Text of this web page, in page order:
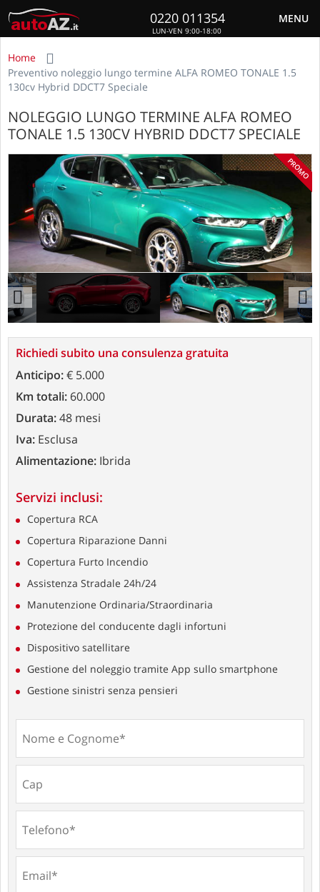
MENU
0220 011354
LUN-VEN 9:00-18:00
Home
Preventivo noleggio lungo termine ALFA ROMEO TONALE 1.5
130cv Hybrid DDCT7 Speciale
NOLEGGIO LUNGO TERMINE ALFA ROMEO
TONALE 1.5 130CV HYBRID DDCT7 SPECIALE
Richiedi subito una consulenza gratuita
Anticipo:€ 5.000
Km totali: 60.000
Durata:48 mesi
Iva: Esclusa
Alimentazione: Ibrida
Servizi inclusi:
Copertura RCA
Copertura Riparazione Danni
Copertura Furto Incendio
Assistenza Stradale 24h/24
Manutenzione Ordinaria/Straordinaria
Protezione del conducente dagli infortuni
Dispositivo satellitare
Gestione del noleggio tramite App sullo smartphone
Gestione sinistri senza pensieri